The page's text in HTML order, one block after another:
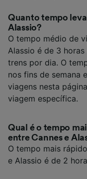
Quanto tempo
Alassio?
O tempo médio de
Alassio é de 3
trens por dia. O
nos fins de semana
viagens nesta
viagem específica.
Qual é o tempo
entre Cannes e
O tempo mais
e Alassio é de 2